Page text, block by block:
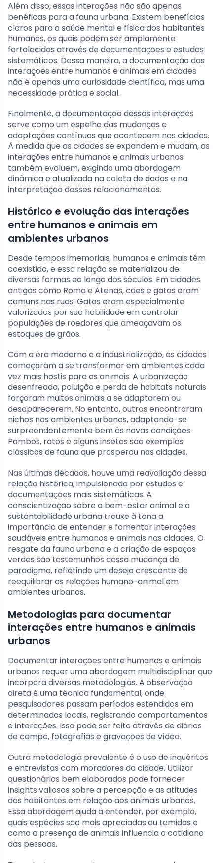
Além disso, essas interações não são apenas
benéficas para a fauna urbana. Existem benefícios
claros para a saúde mental e física dos habitantes
humanos, os quais podem ser amplamente
fortalecidos através de documentações e estudos
sistemáticos. Dessa maneira, a documentação das
interações entre humanos e animais em cidades
não é apenas uma curiosidade científica, mas uma
necessidade prática e social.
Finalmente, a documentação dessas interações
serve como um espelho das mudanças e
adaptações contínuas que acontecem nas cidades.
À medida que as cidades se expandem e mudam, as
interações entre humanos e animais urbanos
também evoluem, exigindo uma abordagem
dinâmica e atualizada na coleta de dados e na
interpretação desses relacionamentos.
Histórico e evolução das interações
entre humanos e animais em
ambientes urbanos
Desde tempos imemoriais, humanos e animais têm
coexistido, e essa relação se materializou de
diversas formas ao longo dos séculos. Em cidades
antigas como Roma e Atenas, cães e gatos eram
comuns nas ruas. Gatos eram especialmente
valorizados por sua habilidade em controlar
populações de roedores que ameaçavam os
estoques de grãos.
Com a era moderna e a industrialização, as cidades
começaram a se transformar em ambientes cada
vez mais hostis para os animais. A urbanização
desenfreada, poluição e perda de habitats naturais
forçaram muitos animais a se adaptarem ou
desaparecerem. No entanto, outros encontraram
nichos nos ambientes urbanos, adaptando-se
surpreendentemente bem às novas condições.
Pombos, ratos e alguns insetos são exemplos
clássicos de fauna que prosperou nas cidades.
Nas últimas décadas, houve uma reavaliação dessa
relação histórica, impulsionada por estudos e
documentações mais sistemáticas. A
conscientização sobre o bem-estar animal e a
sustentabilidade urbana trouxe à tona a
importância de entender e fomentar interações
saudáveis entre humanos e animais nas cidades. O
resgate da fauna urbana e a criação de espaços
verdes são testemunhos dessa mudança de
paradigma, refletindo um desejo crescente de
reequilibrar as relações humano-animal em
ambientes urbanos.
Metodologias para documentar
interações entre humanos e animais
urbanos
Documentar interações entre humanos e animais
urbanos requer uma abordagem multidisciplinar que
incorpora diversas metodologias. A observação
direta é uma técnica fundamental, onde
pesquisadores passam períodos estendidos em
determinados locais, registrando comportamentos
e interações. Isso pode ser feito através de diários
de campo, fotografias e gravações de vídeo.
Outra metodologia prevalente é o uso de inquéritos
e entrevistas com moradores da cidade. Utilizar
questionários bem elaborados pode fornecer
insights valiosos sobre a percepção e as atitudes
dos habitantes em relação aos animais urbanos.
Essa abordagem ajuda a entender, por exemplo,
quais espécies são mais apreciadas ou temidas e
como a presença de animais influencia o cotidiano
das pessoas.